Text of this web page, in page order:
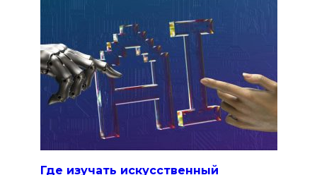
Где изучать искусственный